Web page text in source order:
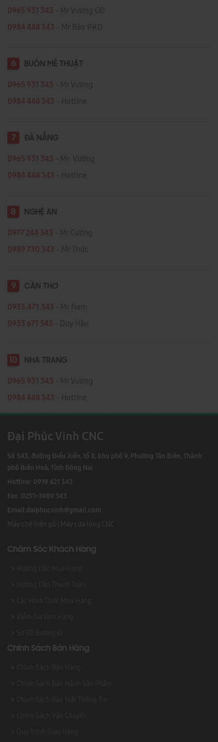
0965 931 343 - Mr Vương GĐ
0984 448 343 - Mr Bảo P.KD
6 BUÔN MÊ THUẬT
0965 931 343 - Mr Vương
0984 448 343 - Hotline
7 ĐÀ NẴNG
0965 931 343 - Mr Vương
0984 448 343 - Hotline
8 NGHỆ AN
0977 244 343 - Mr Cường
0989 730 343 - Mr Thức
9 CẦN THƠ
0933.471.343 - Mr Nam
0933 671 343 - Duy Hậu
10 NHA TRANG
0965 931 343 - Mr Vương
0984 448 343 - Hotline
Đại Phúc Vinh CNC
Số 343, đường Điểu Xiển, tổ 8, khu phố 9, Phường Tân Biên, Thành
phố Biên Hoà, Tỉnh Đồng Nai
Hotline: 0919 421 343
Fax: 0251-3989 343
Email:daiphucvinh@gmail.com
Máy chế biến gỗ Máy cưa lọng CNC
Chăm Sóc Khách Hàng
Chính Sách Bán Hàng